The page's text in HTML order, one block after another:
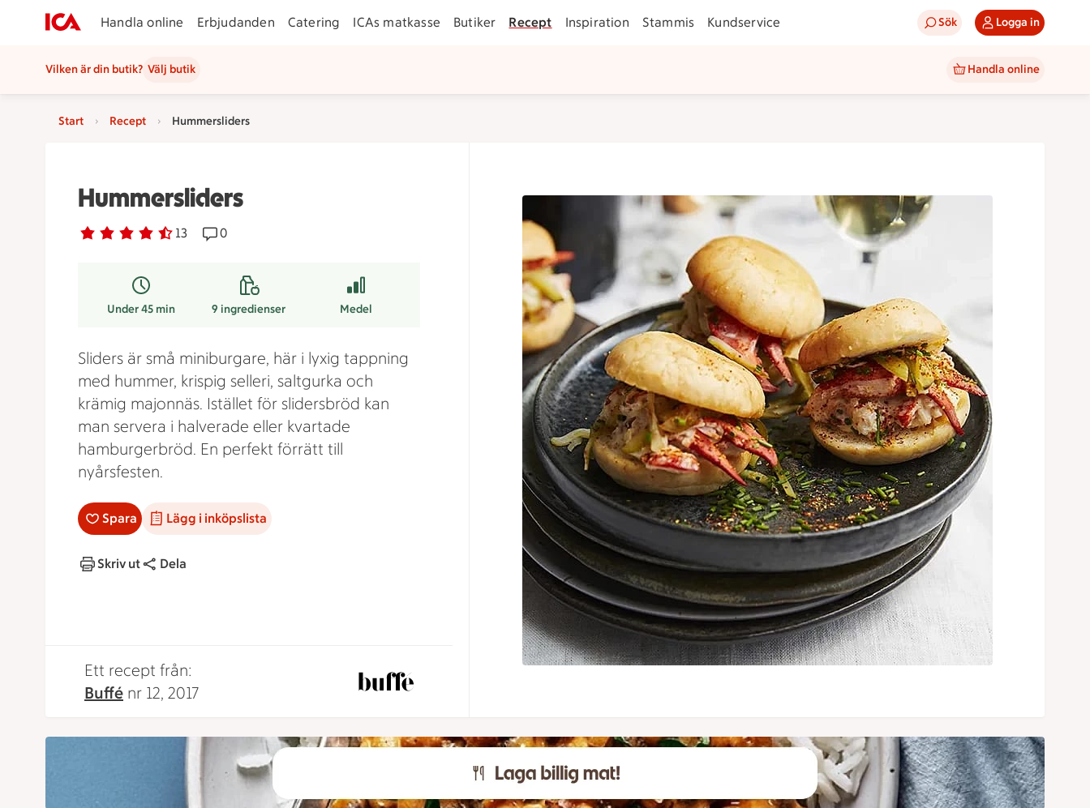
Handla online Erbjudanden Catering ICAs matkasse Butiker Recept Inspiration Stammis Kundservice Sök Logga in
Vilken är din butik? Välj butik Handla online
Start Recept Hummersliders
Hummersliders
Betyg 4.2 av 5. 13
13 personer har röstatReceptet har 0 kommentarer
0
Under 45 min 9ingredienser Medel
Sliders är små miniburgare, här i lyxig tappning
med hummer, krispig selleri, saltgurka och
krämig majonnäs. Istället för slidersbröd kan
man servera i halverade eller kvartade
hamburgerbröd. En perfekt förrätt till
nyårsfesten.
Spara Lägg i inköpslista
Skriv ut Dela
Ett recept från:
Buffé nr 12, 2017